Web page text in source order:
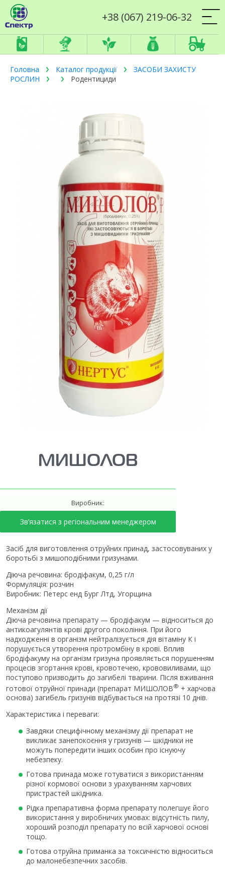
+38 (067) 219-06-32
Головна Каталог продукції
ЗАСОБИ ЗАХИСТУ
РОСЛИН
Родентициди
МИШОЛОВ
Виробник:
Зв’язатися з регіональним менеджером
Засіб для виготовлення отруйних принад, застосовуваних у
боротьбі з мишоподібними гризунами.
Діюча речовина: бродіфакум, 0,25 г/л
Формуляція: розчин
Виробник: Петерс енд Бург Лтд, Угорщина
Механізм дії
Діюча речовина препарату — бродіфакум — відноситься до
антикоагулянтів крові другого покоління. При його
надходженні в організм нейтралізується дія вітаміну К і
порушується утворення протромбіну в крові. Вплив
бродіфакуму на організм гризуна проявляється порушенням
процесів згортання крові, кровотечею, крововиливами, що
поступово призводить до загибелі тварини. Після вживання
готової отруйної принади (препарат МИШОЛОВ® + харчова
основа) загибель гризунів відбувається на протязі 10 днів.
Характеристика і переваги:
Завдяки специфічному механізму дії препарат не
викликає занепокоєння у гризунів — шкідники не
можуть попередити інших особин про існуючу
небезпеку.
Готова принада може готуватися з використанням
різної кормової основи з урахуванням харчових
пристрастей шкідника.
Рідка препаративна форма препарату полегшує його
використання у виробничих умовах: відсутність пилу,
хороший розподіл препарату по всій харчової основі
тощо.
Готова отруйна приманка за токсичністю відноситься
до малонебезпечних засобів.